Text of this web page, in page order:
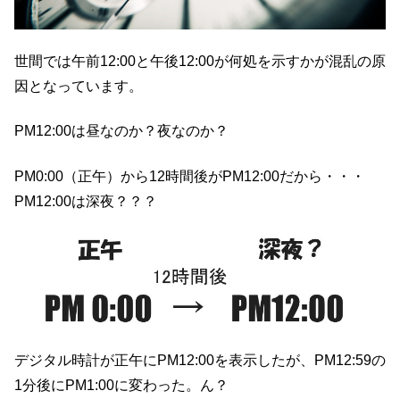
世間では午前12:00と午後12:00が何処を示すかが混乱の原
因となっています。
PM12:00は昼なのか？夜なのか？
PM0:00（正午）から12時間後がPM12:00だから・・・
PM12:00は深夜？？？
デジタル時計が正午にPM12:00を表示したが、PM12:59の
1分後にPM1:00に変わった。ん？